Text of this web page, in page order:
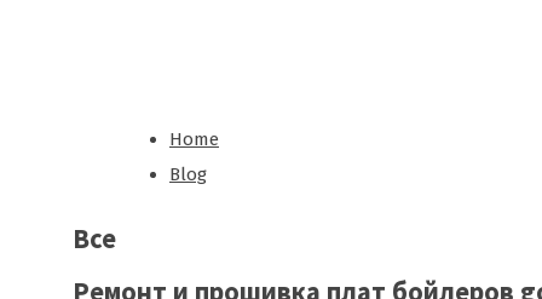
Home
Blog
Все
Ремонт и прошивка плат бойлеров